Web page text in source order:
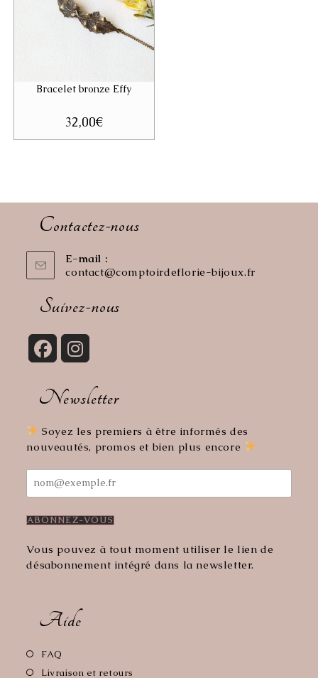
Bracelet bronze Effy
32,00€
Contactez-nous
E-mail :
contact@comptoirdeflorie-bijoux.frS’ouvre
Suivez-nous
un
onglet
un
onglet
Newsletter
Soyez les premiers à être informés des
nouveautés, promos et bien plus encore
Vous pouvez à tout moment utiliser le lien de
désabonnement intégré dans la newsletter.
Aide
FAQ
dans
Livraison et retours